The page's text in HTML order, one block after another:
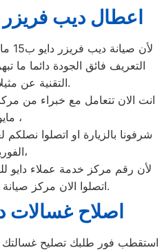
اعطال ديب فريزر دايو
التعريف فائق الجودة دائما ما
التقنية عن مثيلاتها انها دايو.
انت الان تتعامل مع خبراء من
مايو ،
شرفونا بالزيارة او اتصلوا نصلكم
الفورية،
لأن رقم مركز خدمة عملاء دايو
اتصلوا الان مركز صيانة دايو 15 مايو مباشرة.
اصلاح غسالات دايو
استقطب فور طلبك تصليح